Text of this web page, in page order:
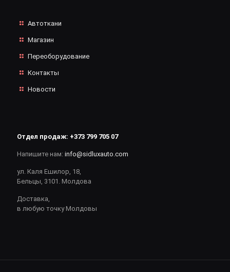
Автоткани
Магазин
Переоборудование
Контакты
Новости
Отдел продаж: +373 799 705 07
Напишите нам: info@sidluxauto.com
ул. Каля Ешилор, 18,
Бельцы, 3101. Молдова
Доставка,
в любую точку Молдовы